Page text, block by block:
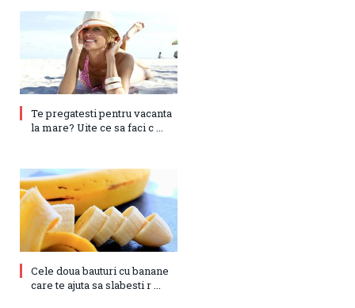
Te pregatesti pentru vacanta
la mare? Uite ce sa faci c ...
Cele doua bauturi cu banane
care te ajuta sa slabesti r ...